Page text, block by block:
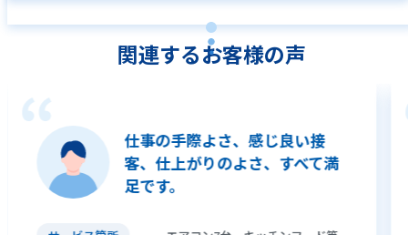
関連するお客様の声
仕事の手際よさ、感じ良い接
客、仕上がりのよさ、すべて満
足です。